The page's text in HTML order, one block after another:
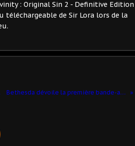
: Original Sin 2 - Definitive Edition
de Sir Lora lors de la
Bethesda dévoile la première bande-annonce de Wolfenstein: Cyberpilot